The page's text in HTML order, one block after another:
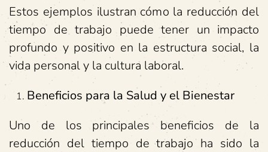
Estos ejemplos ilustran cómo la reducción del
tiempo de trabajo puede tener un impacto
profundo y positivo en la estructura social, la
vida personal y la cultura laboral.
Beneficios para la Salud y el Bienestar
Uno de los principales beneficios de la
reducción del tiempo de trabajo ha sido la